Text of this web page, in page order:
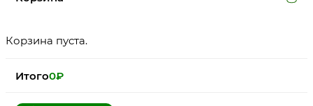
Корзина пуста.
Итого0₽